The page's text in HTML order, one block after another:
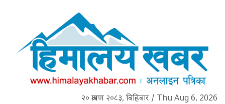
२० श्रावण २०८३, बिहिबार / Thu Aug 6, 2026